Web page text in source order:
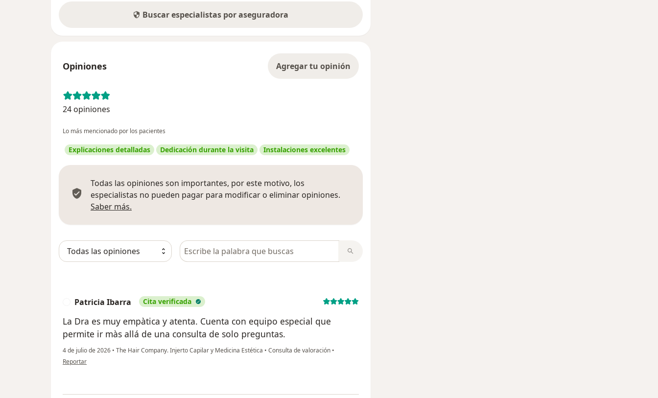
Buscar especialistas por aseguradora
Opiniones Agregar tu opinión
24 opiniones
Lo más mencionado por los pacientes
Explicaciones detalladas Dedicación durante la visita Instalaciones excelentes
Todas las opiniones son importantes, por este motivo, los
especialistas no pueden pagar para modificar o eliminar opiniones.
Saber más.
Busca en opiniones
Patricia Ibarra Cita verificada
La Dra es muy empàtica y atenta. Cuenta con equipo especial que
permite ir màs allá de una consulta de solo preguntas.
4 de julio de 2026 • The Hair Company. Injerto Capilar y Medicina Estética • Consulta de valoración •
en opinión del usuario Patricia Ibarra
Reportar